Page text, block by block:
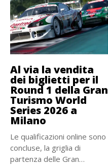
Al via la vendita
dei biglietti per il
Round 1 della Gran
Turismo World
Series 2026 a
Milano
Le qualificazioni online sono
concluse, la griglia di
partenza delle Gran